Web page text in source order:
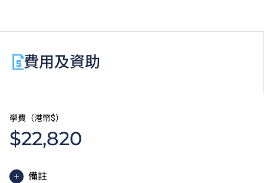
選修單元」，以符合申請入學條件包括中學文憑考試數
費用及資助
學費（港幣$）
$22,820
備註